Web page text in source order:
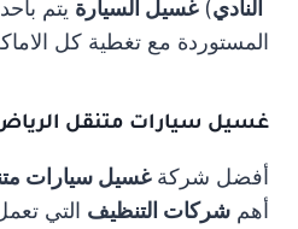
النادي)غسيل السيارة يتم
المستوردة مع تغطية كل
غسيل سيارات متنقل
أفضل شركةغسيل سيارات
أهم شركات التنظيف التي